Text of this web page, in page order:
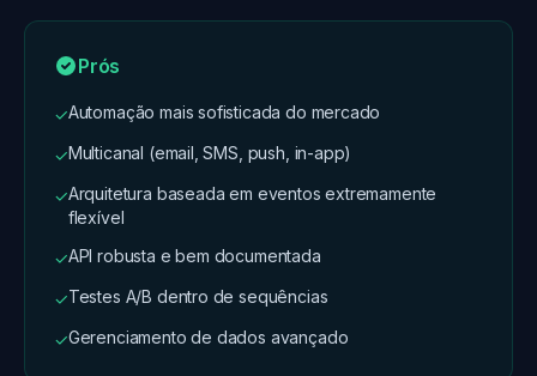
Prós
✓Automação mais sofisticada do mercado
✓Multicanal (email, SMS, push, in-app)
✓Arquitetura baseada em eventos extremamente
flexível
✓API robusta e bem documentada
✓Testes A/B dentro de sequências
✓Gerenciamento de dados avançado